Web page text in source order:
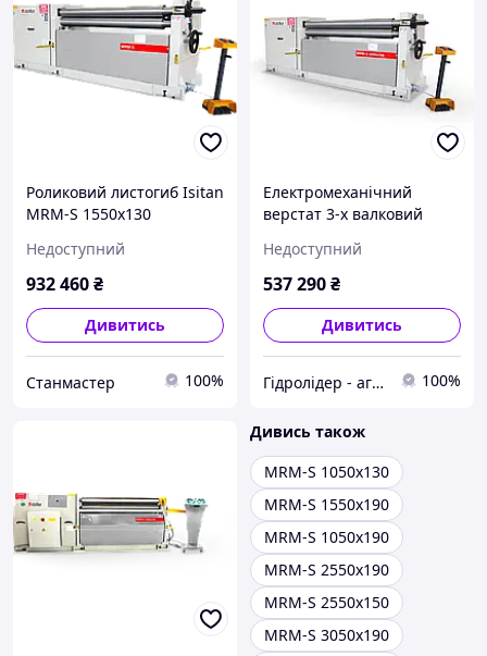
Роликовий листогиб Isitan
MRM-S 1550x130
Недоступний
932 460₴
Дивитись
Станмастер 100%
Електромеханічний
верстат 3-х валковий
Недоступний
537 290₴
Дивитись
Гідролідер - агротехніка, промислове та будівельне обладнання 100%
Дивись також
MRM-S 1050x130
MRM-S 1550x190
MRM-S 1050x190
MRM-S 2550x190
MRM-S 2550x150
MRM-S 3050x190